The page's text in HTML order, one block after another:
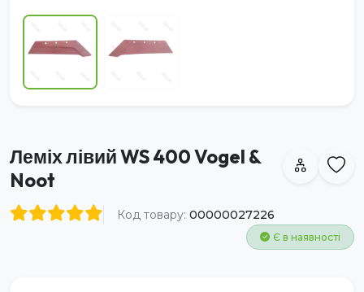
Леміх лівий WS 400 Vogel &
Noot
Код товару: 00000027226
Є в наявності